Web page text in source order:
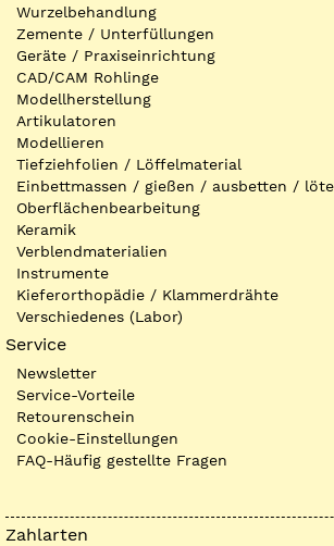
Wurzelbehandlung
Zemente / Unterfüllungen
Geräte / Praxiseinrichtung
CAD/CAM Rohlinge
Modellherstellung
Artikulatoren
Modellieren
Tiefziehfolien / Löffelmaterial
Einbettmassen / gießen / ausbetten /
Oberflächenbearbeitung
Keramik
Verblendmaterialien
Instrumente
Kieferorthopädie / Klammerdrähte
Verschiedenes (Labor)
Service
Newsletter
Service-Vorteile
Retourenschein
Cookie-Einstellungen
FAQ-Häufig gestellte Fragen
Zahlarten